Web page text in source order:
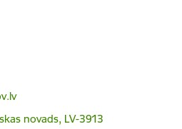
novads, LV-3913